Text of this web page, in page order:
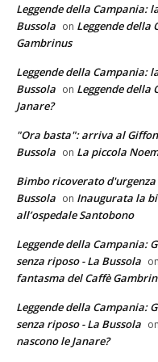
Leggende della Campania:
Bussola on Leggende della
Gambrinus
Leggende della Campania:
Bussola on Leggende della
Janare?
"Ora basta": arriva al
Bussola on La piccola
Bimbo ricoverato
Bussola on Inaugurata la
all’ospedale Santobono
Leggende della Campania:
senza riposo - La Bussola on
fantasma del Caffè
Leggende della Campania:
senza riposo - La Bussola on
nascono le Janare?